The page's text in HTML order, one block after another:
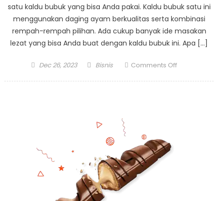
satu kaldu bubuk yang bisa Anda pakai. Kaldu bubuk satu ini
menggunakan daging ayam berkualitas serta kombinasi
rempah-rempah pilihan. Ada cukup banyak ide masakan
lezat yang bisa Anda buat dengan kaldu bubuk ini. Apa […]
Posted
Dec 26, 2023 Author
Bisnis Comments Offon